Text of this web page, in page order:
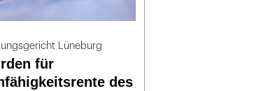
Lüneburg
für
des